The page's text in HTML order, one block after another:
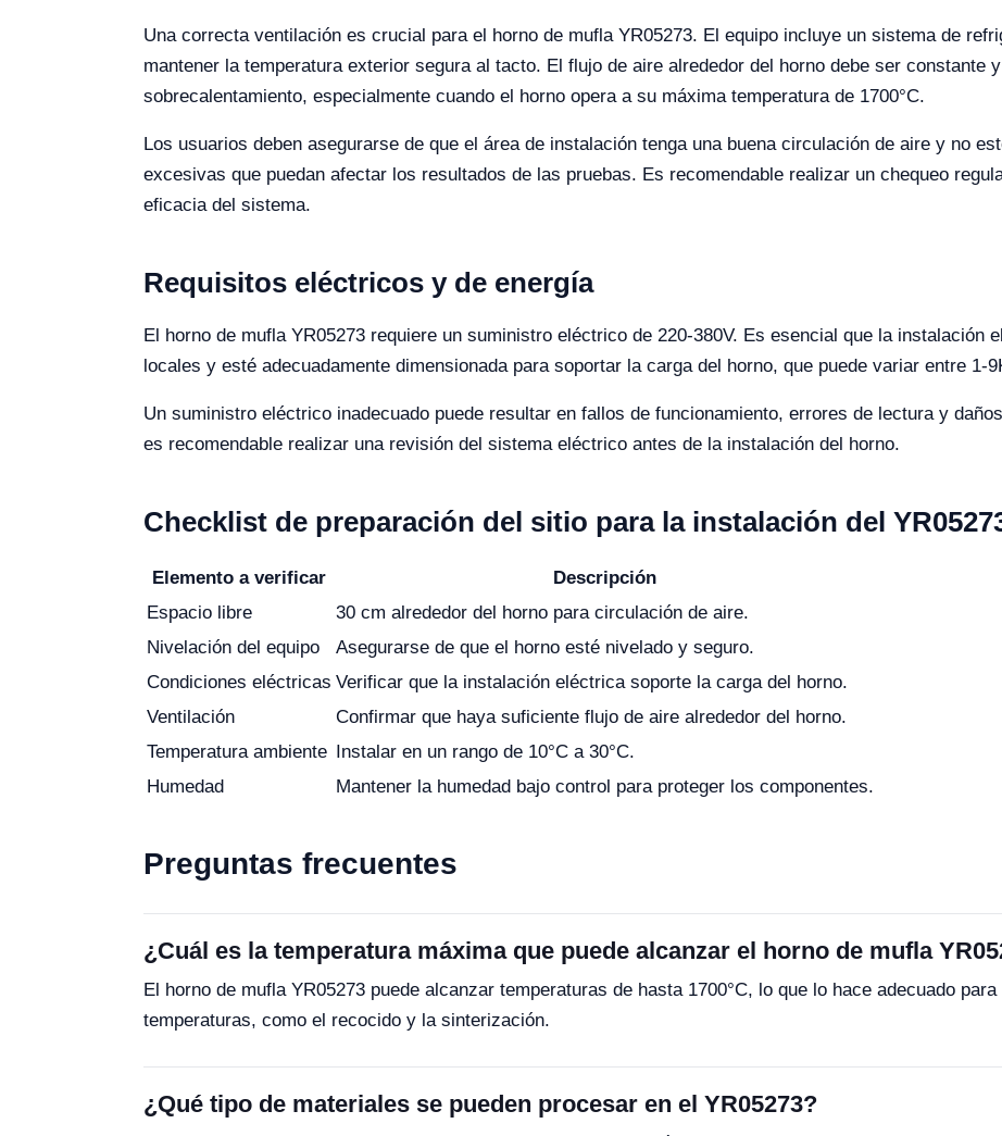
Una correcta ventilación es crucial para el horno de mufla YR05273. El equipo incluye un sistema de
mantener la temperatura exterior segura al tacto. El flujo de aire alrededor del horno debe ser constante
sobrecalentamiento, especialmente cuando el horno opera a su máxima temperatura de 1700°C.
Los usuarios deben asegurarse de que el área de instalación tenga una buena circulación de aire y no
excesivas que puedan afectar los resultados de las pruebas. Es recomendable realizar un chequeo
eficacia del sistema.
Requisitos eléctricos y de energía
El horno de mufla YR05273 requiere un suministro eléctrico de 220-380V. Es esencial que la instalación
locales y esté adecuadamente dimensionada para soportar la carga del horno, que puede variar entre 1-
Un suministro eléctrico inadecuado puede resultar en fallos de funcionamiento, errores de lectura y
es recomendable realizar una revisión del sistema eléctrico antes de la instalación del horno.
Checklist de preparación del sitio para la instalación del
Elemento a verificar
Descripción
Espacio libre
30 cm alrededor del horno para circulación de aire.
Nivelación del equipo
Asegurarse de que el horno esté nivelado y seguro.
Condiciones eléctricas Verificar que la instalación eléctrica soporte la carga del horno.
Ventilación
Confirmar que haya suficiente flujo de aire alrededor del horno.
Temperatura ambiente Instalar en un rango de 10°C a 30°C.
Humedad
Mantener la humedad bajo control para proteger los componentes.
Preguntas frecuentes
¿Cuál es la temperatura máxima que puede alcanzar el horno de mufla
El horno de mufla YR05273 puede alcanzar temperaturas de hasta 1700°C, lo que lo hace adecuado
temperaturas, como el recocido y la sinterización.
¿Qué tipo de materiales se pueden procesar en el YR05273?